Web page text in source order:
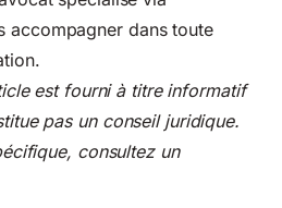
accompagner dans toute
est fourni à titre informatif
pas un conseil juridique.
consultez un